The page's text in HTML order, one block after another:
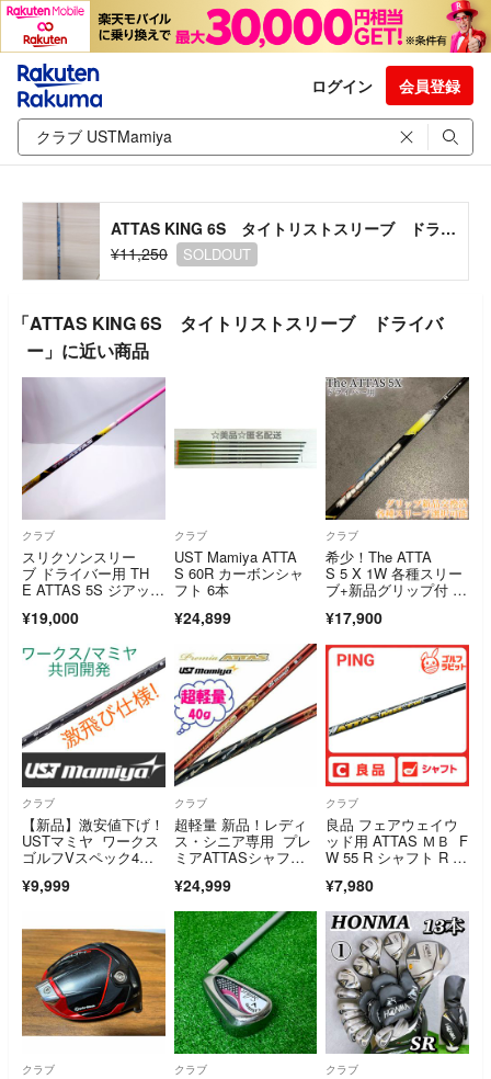
ログイン 会員登録
ATTAS KING 6S タイトリストスリーブ ドライバー
¥11,250
SOLDOUT
「ATTAS KING 6S タイトリストスリーブ ドライバ
ー」に近い商品
クラブ
スリクソンスリー
ブ ドライバー用 TH
E ATTAS 5S ジアッタ
¥19,000
クラブ
UST Mamiya ATTA
S 60R カーボンシャ
フト 6本
¥24,899
クラブ
希少！The ATTA
S 5 X 1W 各種スリー
ブ+新品グリップ付 1
¥17,900
クラブ
【新品】激安値下げ！
USTマミヤ ワークス
ゴルフVスペック4ハ
¥9,999
クラブ
超軽量 新品！レディ
ス・シニア専用 プレ
ミアATTASシャフ
¥24,999
クラブ
良品 フェアウェイウ
ッド用 ATTAS ＭＢ F
W 55 R シャフト R PI
ミヤ
¥7,980
クラブ クラブ クラブ